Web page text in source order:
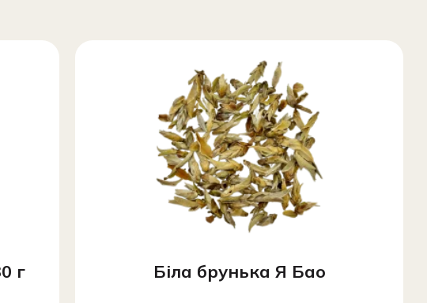
г Біла брунька Я Бао